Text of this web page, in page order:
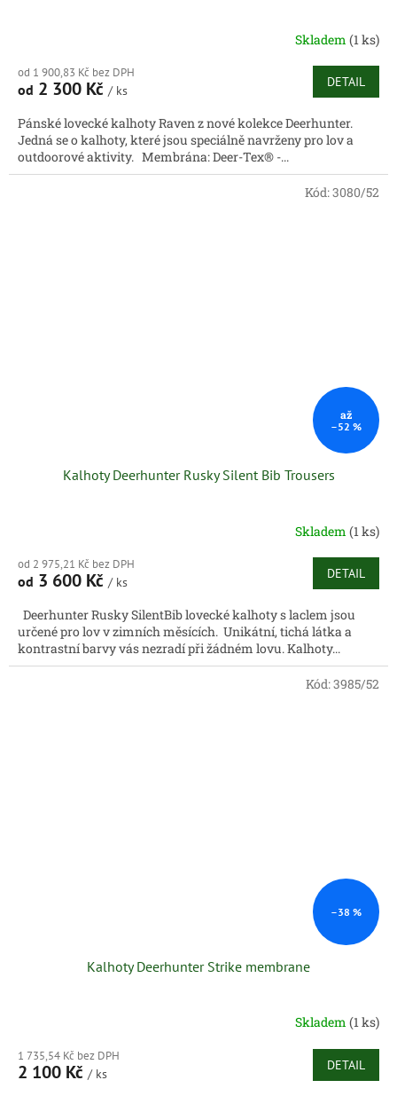
Skladem (1 ks)
od 1 900,83 Kč bez DPH
od 2 300 Kč / ks
DETAIL
Pánské lovecké kalhoty Raven z nové kolekce Deerhunter.
Jedná se o kalhoty, které jsou speciálně navrženy pro lov a
outdoorové aktivity. Membrána: Deer-Tex® -...
až
–52 %
Kalhoty Deerhunter Rusky Silent Bib Trousers
Skladem (1 ks)
od 2 975,21 Kč bez DPH
od 3 600 Kč / ks
DETAIL
Deerhunter Rusky SilentBib lovecké kalhoty s laclem jsou
určené pro lov v zimních měsících. Unikátní, tichá látka a
kontrastní barvy vás nezradí při žádném lovu. Kalhoty...
Kód:3080/52
–38 %
Kalhoty Deerhunter Strike membrane
Skladem (1 ks)
1 735,54 Kč bez DPH
2 100 Kč / ks
DETAIL
Kód:3985/52